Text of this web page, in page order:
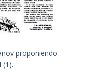
proponiendo
(1).